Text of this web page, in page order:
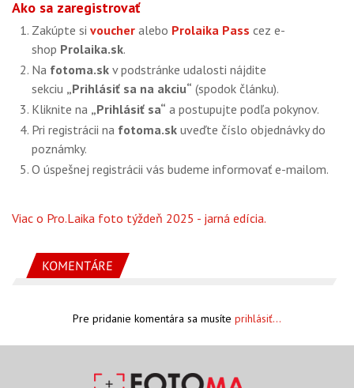
Ako sa zaregistrovať
Zakúpte si voucher alebo Prolaika Pass cez e-
shop Prolaika.sk.
Na fotoma.sk v podstránke udalosti nájdite
sekciu „Prihlásiť sa na akciu“ (spodok článku).
Kliknite na „Prihlásiť sa“ a postupujte podľa pokynov.
Pri registrácii na fotoma.sk uveďte číslo objednávky do
poznámky.
O úspešnej registrácii vás budeme informovať e-mailom.
Viac o Pro.Laika foto týždeň 2025 - jarná edícia.
KOMENTÁRE
Pre pridanie komentára sa musíte prihlásiť...